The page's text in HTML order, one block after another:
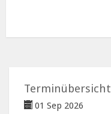
Terminübersicht
01 Sep 2026